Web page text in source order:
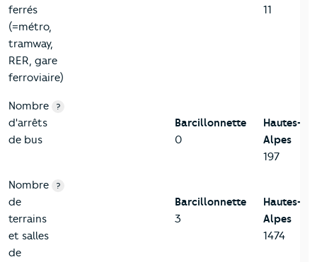
ferrés
(=métro,
tramway,
RER, gare
ferroviaire)
11
Nombre
d'arrêts
de bus
?
Barcillonnette
0
Hautes-
Alpes
197
Nombre
de
terrains
et salles
de
?
Barcillonnette
3
Hautes-
Alpes
1474